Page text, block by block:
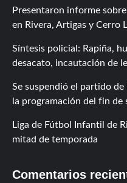
Presentaron informe
en Rivera, Artigas y Cerro
Síntesis policial: Rapiña,
desacato, incautación de
Se suspendió el partido
la programación del fin de
Liga de Fútbol Infantil de
mitad de temporada
Comentarios